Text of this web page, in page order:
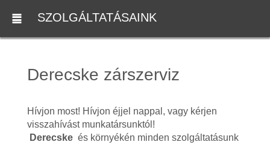
SZOLGÁLTATÁSAINK
Derecske zárszerviz
Hívjon most! Hívjon éjjel nappal, vagy kérjen
visszahívást munkatársunktól!
Derecske és környékén minden szolgáltatásunk